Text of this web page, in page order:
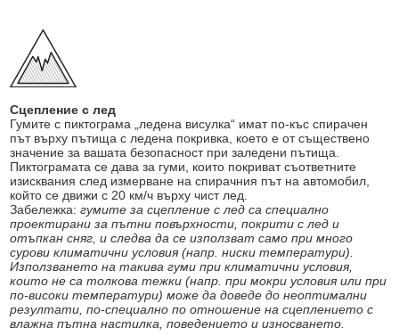
Сцепление с лед
Гумите с пиктограма „ледена висулка“ имат по-къс спирачен
път върху пътища с ледена покривка, което е от съществено
значение за вашата безопасност при заледени пътища.
Пиктограмата се дава за гуми, които покриват съответните
изисквания след измерване на спирачния път на автомобил,
който се движи с 20 км/ч върху чист лед.
Забележка:гумите за сцепление с лед са специално
проектирани за пътни повърхности, покрити с лед и
отъпкан сняг, и следва да се използват само при много
сурови климатични условия (напр. ниски температури).
Използването на такива гуми при климатични условия,
които не са толкова тежки (напр. при мокри условия или при
по-високи температури) може да доведе до неоптимални
резултати, по-специално по отношение на сцеплението с
влажна пътна настилка, поведението и износването.